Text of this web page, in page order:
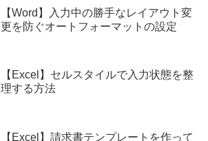
【Word】入力中の勝手なレイアウト変
更を防ぐオートフォーマットの設定
【Excel】セルスタイルで入力状態を整
理する方法
【Excel】請求書テンプレートを作って